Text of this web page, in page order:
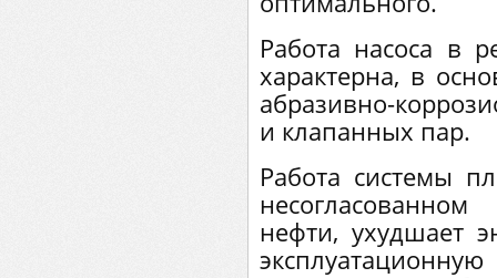
Работа насоса в
характерна, в
абразивно-
и клапанных пар.
Работа системы
нефти, ухудшает